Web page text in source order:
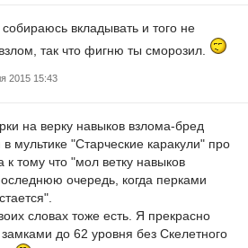
вкладывать и того не
так что фигню ты сморозил.
2015 15:43
на верку навыков взлома-бред
мультике "Старческие каракули" про
к тому что "мол ветку навыков
очередь, когда перками
словах тоже есть. Я прекрасно
до 62 уровня без Скелетного